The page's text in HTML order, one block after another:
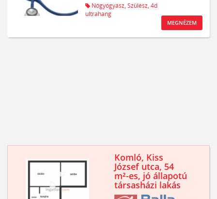
Nőgyógyász, Szülész, 4d
ultrahang
MEGNÉZEM
Komló, Kiss
József utca, 54
m²-es, jó állapotú
társasházi lakás